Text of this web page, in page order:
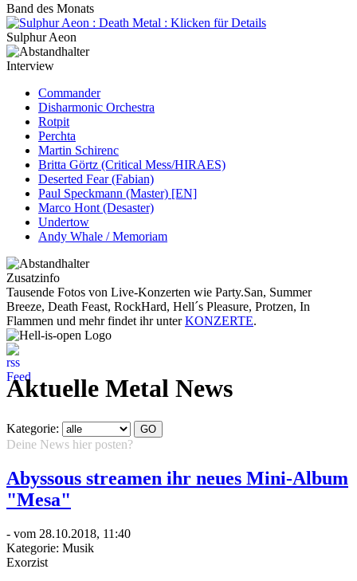
Band des Monats
Sulphur Aeon
Interview
Commander
Disharmonic Orchestra
Rotpit
Perchta
Martin Schirenc
Britta Görtz (Critical Mess/HIRAES)
Deserted Fear (Fabian)
Paul Speckmann (Master) [EN]
Marco Hont (Desaster)
Undertow
Andy Whale / Memoriam
Zusatzinfo
Tausende Fotos von Live-Konzerten wie Party.San, Summer
Breeze, Death Feast, RockHard, Hell´s Pleasure, Protzen, In
Flammen und mehr findet ihr unterKONZERTE.
Aktuelle Metal News
Kategorie:
Deine News hier posten?
Abyssous streamen ihr neues Mini-Album
"Mesa"
- vom 28.10.2018, 11:40
Kategorie: Musik
Exorzist